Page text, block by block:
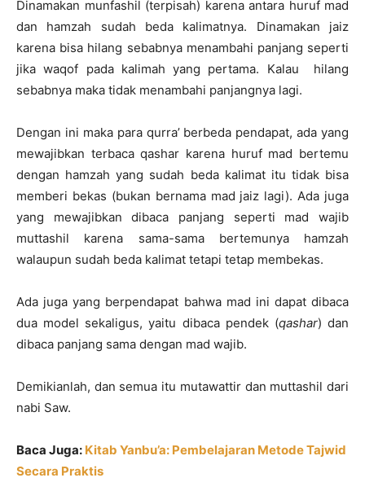
Dinamakan munfashil (terpisah) karena antara huruf mad
dan hamzah sudah beda kalimatnya. Dinamakan jaiz
karena bisa hilang sebabnya menambahi panjang seperti
jika waqof pada kalimah yang pertama. Kalau hilang
sebabnya maka tidak menambahi panjangnya lagi.
Dengan ini maka para qurra’ berbeda pendapat, ada yang
mewajibkan terbaca qashar karena huruf mad bertemu
dengan hamzah yang sudah beda kalimat itu tidak bisa
memberi bekas (bukan bernama mad jaiz lagi). Ada juga
yang mewajibkan dibaca panjang seperti mad wajib
muttashil karena sama-sama bertemunya hamzah
walaupun sudah beda kalimat tetapi tetap membekas.
Ada juga yang berpendapat bahwa mad ini dapat dibaca
dua model sekaligus, yaitu dibaca pendek (qashar) dan
dibaca panjang sama dengan mad wajib.
Demikianlah, dan semua itu mutawattir dan muttashil dari
nabi Saw.
Baca Juga: Kitab Yanbu’a: Pembelajaran Metode Tajwid
Secara Praktis